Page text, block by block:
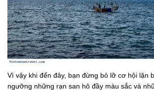
Vì vậy khi đến đây, bạn đừng bỏ lỡ cơ hội lặn
ngưỡng những rạn san hô đầy màu sắc và